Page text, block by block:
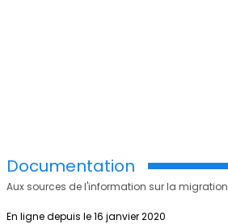
Documentation
Aux sources de l'information sur la migration
En ligne depuis le 16 janvier 2020